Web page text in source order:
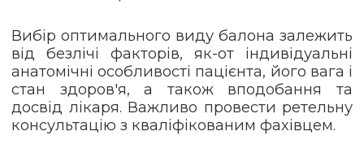
Вибір оптимального виду балона залежить
від безлічі факторів, як-от індивідуальні
анатомічні особливості пацієнта, його вага і
стан здоров'я, а також вподобання та
досвід лікаря. Важливо провести ретельну
консультацію з кваліфікованим фахівцем.